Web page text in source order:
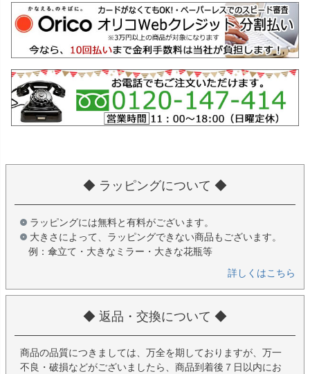
◆ ラッピングについて ◆
ラッピングには無料と有料がございます。
大きさによって、ラッピングできない商品もございます。
例：傘立て・大きなミラー・大きな花瓶等
詳しくはこちら
◆ 返品・交換について ◆
商品の品質につきましては、万全を期しておりますが、万一
不良・破損などがございましたら、商品到着後７日以内にお